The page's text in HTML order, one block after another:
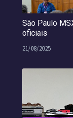
São Paulo
oficiais
21/08/2025